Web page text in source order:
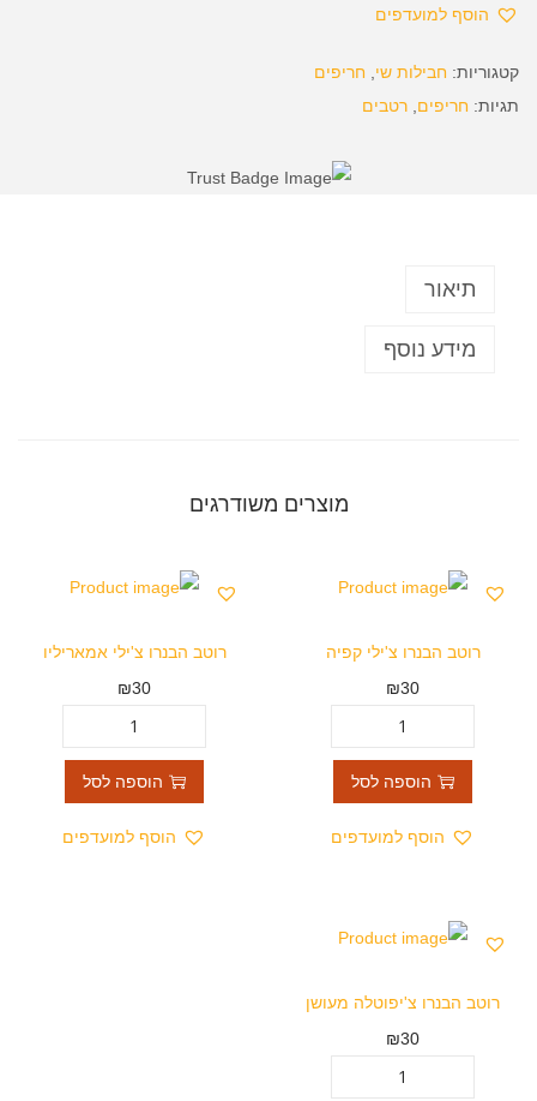
הוסף למועדפים
קטגוריות: חבילות שי, חריפים
תגיות: חריפים, רטבים
תיאור
מידע נוסף
מוצרים משודרגים
רוטב הבנרו צ'ילי קפיה
₪30
הוספה לסל
הוסף למועדפים
רוטב הבנרו צ'ילי אמאריליו
₪30
הוספה לסל
הוסף למועדפים
רוטב הבנרו צ'יפוטלה מעושן
₪30